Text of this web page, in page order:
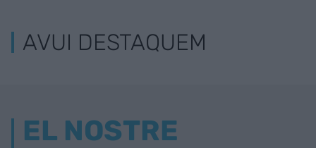
AVUI DESTAQUEM
EL NOSTRE